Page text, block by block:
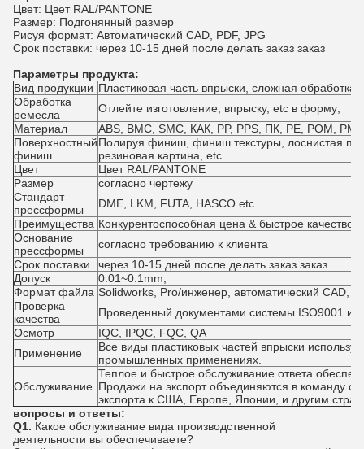
Цвет: Цвет RAL/PANTONE
Размер: Подгонянный размер
Рисуя формат: Автоматический CAD, PDF, JPG
Срок поставки: через 10-15 дней после делать заказ заказ
Параметры продукта:
Вид продукции Пластиковая часть впрыски, сложная обработка
Обработка
ремесла
Отлейте изготовление, впрыску, etc в форму;
Материал
ABS, BMC, SMC, КАК, PP, PPS, ПК, PE, POM,
Поверхностный
финиш
Полируя финиш, финиш текстуры, лоснистая
резиновая картина, etc
Цвет
Цвет RAL/PANTONE
Размер
согласно чертежу
Стандарт
прессформы
DME, LKM, FUTA, HASCO etc.
Преимущества Конкурентоспособная цена & быстрое качество
Основание
прессформы
согласно требованию к клиента
Срок поставки
через 10-15 дней после делать заказ заказ
Допуск
0.01~0.1mm;
Формат файла Solidworks, Pro/инженер, автоматический CAD,
Проверка
качества
Проведенный документами системы ISO9001 и
Осмотр
IQC, IPQC, FQC, QA
Применение
Все виды пластиковых частей впрыски
промышленных применениях.
Обслуживание
Теплое и быстрое обслуживание ответа
Продажи на экспорт объединяются в команду с
экспорта к США, Европе, Японии, и другим
вопросы и ответы:
Q1. Какое обслуживание вида производственной
деятельности вы обеспечиваете?